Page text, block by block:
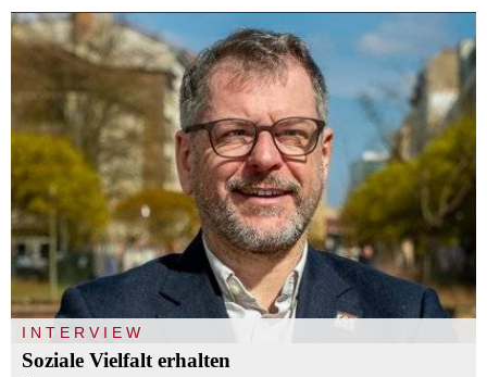
INTERVIEW
Soziale Vielfalt erhalten